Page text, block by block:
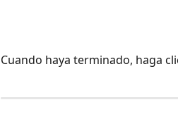
Cuando haya terminado, haga